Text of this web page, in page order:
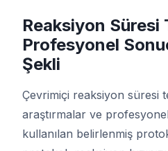
Ton Testi
Nesne Takibi
Hand-Eye
Reaksiyon Süresi
Profesyonel
Şekli
Çevrimiçi reaksiyon süresi
araştırmalar ve
kullanılan belirlenmiş